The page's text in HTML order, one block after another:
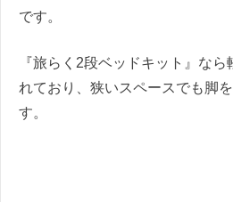
です。
『旅らく2段ベッドキット』な
れており、狭いスペースでも脚
す。